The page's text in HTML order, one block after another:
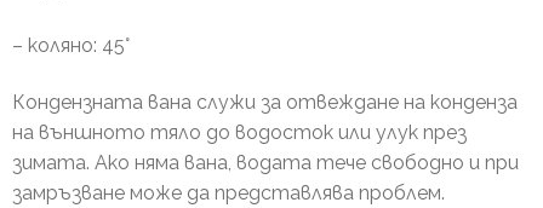
– коляно: 45°
Кондензната вана служи за отвеждане на конденза
на външното тяло до водосток или улук през
зимата. Ако няма вана, водата тече свободно и при
замръзване може да представлява проблем.